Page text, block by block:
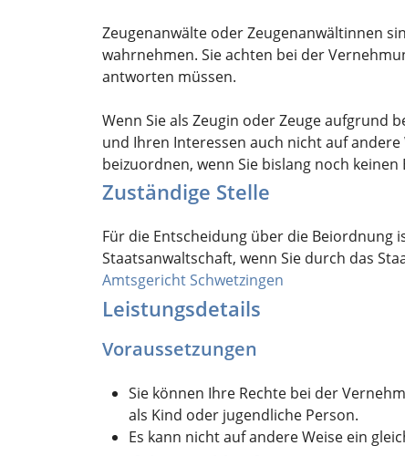
Zeugenanwälte oder Zeugenanwältinnen
wahrnehmen. Sie achten bei der
antworten müssen.
Wenn Sie als Zeugin oder Zeuge aufgrund
und Ihren Interessen auch nicht auf
beizuordnen, wenn Sie bislang noch keinen
Zuständige Stelle
Für die Entscheidung über die Beiordnung
Staatsanwaltschaft, wenn Sie durch das
Amtsgericht Schwetzingen
Leistungsdetails
Voraussetzungen
Sie können Ihre Rechte bei der
als Kind oder jugendliche Person.
Es kann nicht auf andere Weise ein